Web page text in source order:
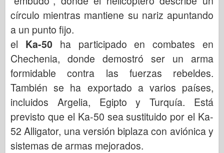
círculo mientras mantiene su nariz apuntando
a un punto fijo.
el Ka-50 ha participado en combates en
Chechenia, donde demostró ser un arma
formidable contra las fuerzas rebeldes.
También se ha exportado a varios países,
incluidos Argelia, Egipto y Turquía. Está
previsto que el Ka-50 sea sustituido por el Ka-
52 Alligator, una versión biplaza con aviónica y
sistemas de armas mejorados.